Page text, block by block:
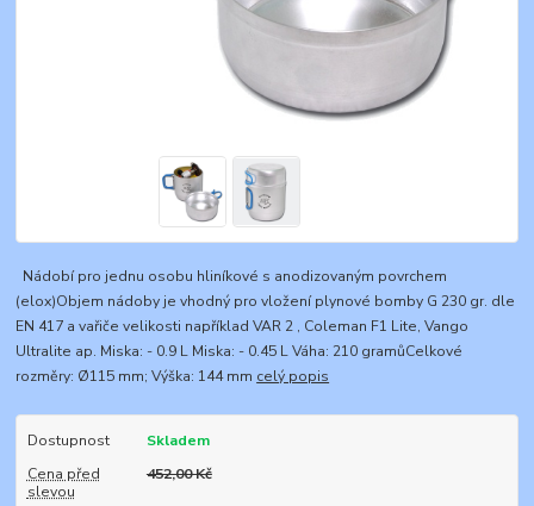
Nádobí pro jednu osobu hliníkové s anodizovaným povrchem
(elox)Objem nádoby je vhodný pro vložení plynové bomby G 230 gr. dle
EN 417 a vařiče velikosti například VAR 2 , Coleman F1 Lite, Vango
Ultralite ap. Miska: - 0.9 L Miska: - 0.45 L Váha: 210 gramůCelkové
rozměry: Ø115 mm; Výška: 144 mm celý popis
Dostupnost
Skladem
Cena před
slevou
452,00 Kč